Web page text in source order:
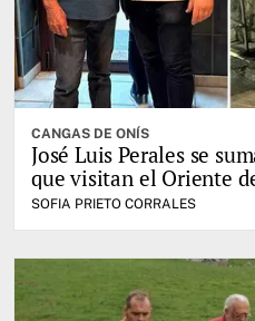
CANGAS DE ONÍS
José Luis Perales se
que visitan el Oriente
SOFIA PRIETO CORRALES